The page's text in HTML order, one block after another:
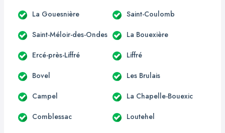
La Gouesnière Saint-Coulomb
Saint-Méloir-des-Ondes La Bouexière
Ercé-près-Liffré Liffré
Bovel Les Brulais
Campel La Chapelle-Bouexic
Comblessac Loutehel